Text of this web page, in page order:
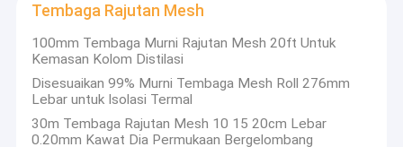
Kasus-kasus
Rajutan Wire Mesh
Rajutan Wire Mesh Gasket
Tembaga Rajutan Mesh
100mm Tembaga Murni Rajutan Mesh 20ft Untuk
Kemasan Kolom Distilasi
Disesuaikan 99% Murni Tembaga Mesh Roll 276mm
Lebar untuk Isolasi Termal
30m Tembaga Rajutan Mesh 10 15 20cm Lebar
0.20mm Kawat Dia Permukaan Bergelombang
jadi.Terutama produk meliputi: Kawat baja
stainless kecil, wire mesh filter Belanda logam, wire
mesh persegi logam presisi tinggi, semua jenis
wire mesh filter untuk minyak, kimia dan industri,
kuningan dan wire mesh tembaga merah, dll. Kami
juga dapat memproduksi semua jenis dari wire
mesh khusus sesuai gambar yang ditentukan dan